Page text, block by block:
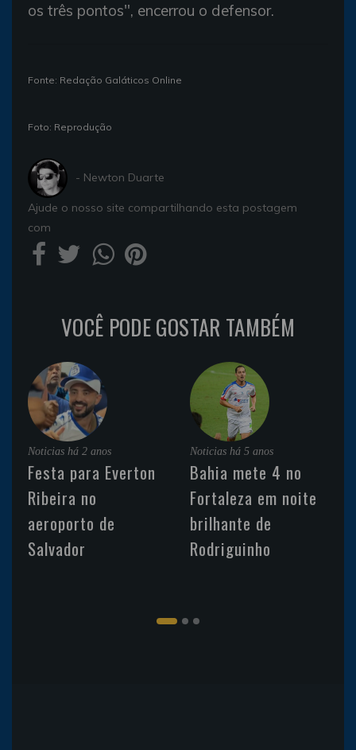
os três pontos", encerrou o defensor.
Fonte: Redação Galáticos Online
Foto: Reprodução
- Newton Duarte
Ajude o nosso site compartilhando esta postagem
com
VOCÊ PODE GOSTAR TAMBÉM
Noticias há 2 anos
Festa para Everton
Ribeira no
aeroporto de
Salvador
Noticias há 5 anos
Bahia mete 4 no
Fortaleza em noite
brilhante de
Rodriguinho